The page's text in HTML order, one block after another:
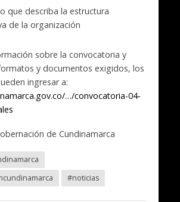
que describa la estructura
de la organización
sobre la convocatoria y
y documentos exigidos, los
ingresar a:
…/convocatoria-04-
de Cundinamarca
#noticias